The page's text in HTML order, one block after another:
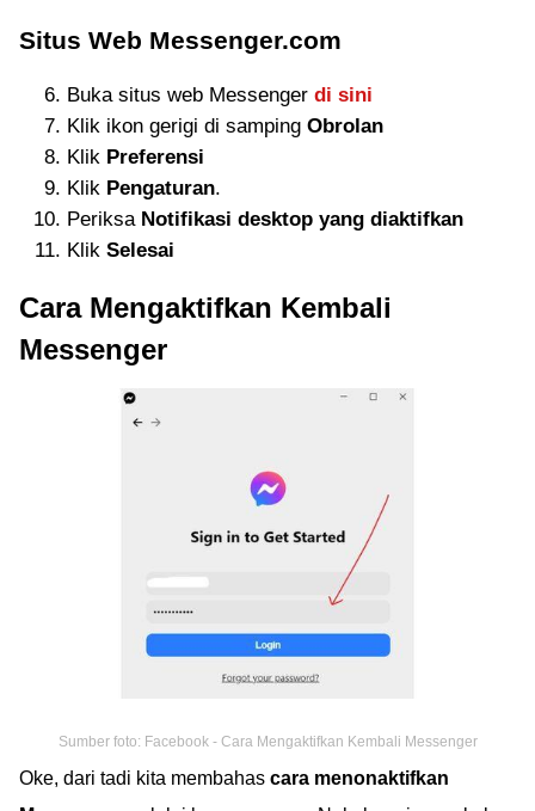
Situs Web Messenger.com
Buka situs web Messenger di sini
Klik ikon gerigi di samping Obrolan
Klik Preferensi
Klik Pengaturan.
Periksa Notifikasi desktop yang diaktifkan
Klik Selesai
Cara Mengaktifkan Kembali
Messenger
Sumber foto: Facebook - Cara Mengaktifkan Kembali Messenger
Oke, dari tadi kita membahas cara menonaktifkan